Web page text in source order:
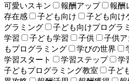
可愛いスキン
報酬アップ 報酬
存在感
子ども向け 子ども向け
グラミング
子ども向けプログラ
学習
子ども学習 子供 子供ア
もプログラミング
学びの世界
学習スタート
学習ステップ 学
子どもプログラミング教室
子ど